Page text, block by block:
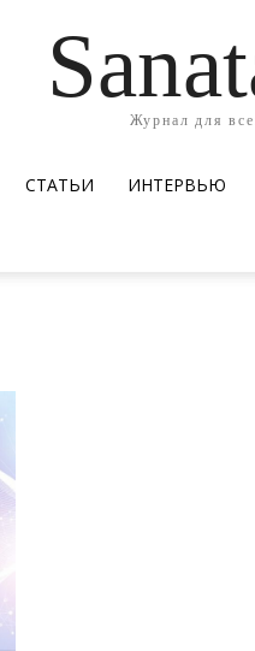
Журнал для
СТАТЬИ ИНТЕРВЬЮ